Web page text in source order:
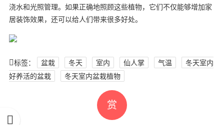
浇水和光照管理。如果正确地照顾这些植物，它们不仅能够增加家
居装饰效果，还可以给人们带来很多好处。
标签： 盆栽 冬天 室内 仙人掌 气温
冬天室内
好养活的盆栽
冬天室内盆栽植物
赏